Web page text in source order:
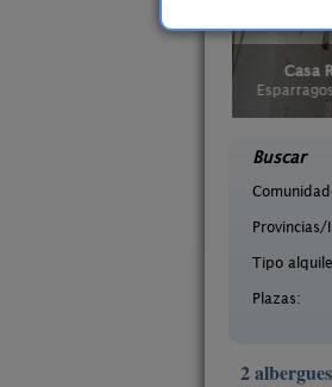
Casa
Buscar
Provincias/
Tipo
Plazas:
2